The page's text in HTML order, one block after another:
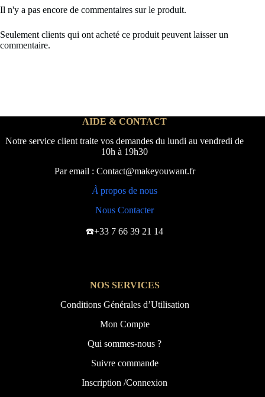
Il n'y a pas encore de commentaires sur le produit.
Seulement clients qui ont acheté ce produit peuvent laisser un
commentaire.
AIDE & CONTACT
Notre service client traite vos demandes du lundi au vendredi de
10h à 19h30
Par email : Contact@makeyouwant.fr
À propos de nous
Nous Contacter
☎️+33 7 66 39 21 14
NOS SERVICES
Conditions Générales d’Utilisation
Mon Compte
Qui sommes-nous ?
Suivre commande
Inscription /Connexion